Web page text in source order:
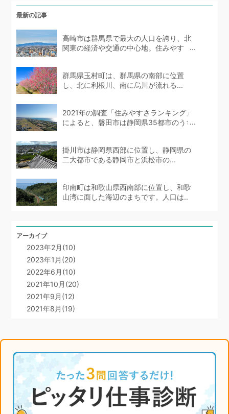
最新の記事
高崎市は群馬県で最大の人口を誇り、北
関東の経済や交通の中心地。住みやす
群馬県玉村町は、群馬県の南部に位置
し、北に利根川、南に烏川が流れる...
2021年の調査「住みやすさランキング」
によると、磐田市は静岡県35都市のうち
掛川市は静岡県西部に位置し、静岡県の
二大都市である静岡市と浜松市の...
印南町は和歌山県西南部に位置し、和歌
山湾に面した海辺のまちです。人口は...
アーカイブ
2023年2月(10)
2023年1月(20)
2022年6月(10)
2021年10月(20)
2021年9月(12)
2021年8月(19)